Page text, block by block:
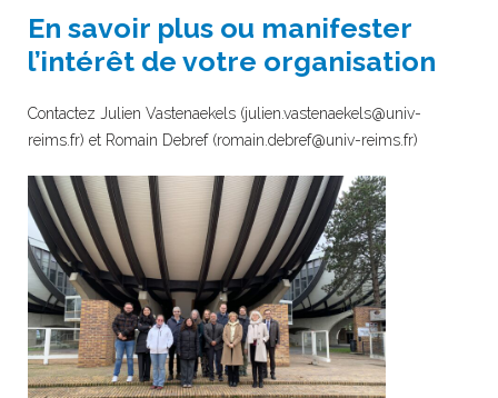
En savoir plus ou manifester
l’intérêt de votre organisation
Contactez Julien Vastenaekels (julien.vastenaekels@univ-
reims.fr) et Romain Debref (romain.debref@univ-reims.fr)